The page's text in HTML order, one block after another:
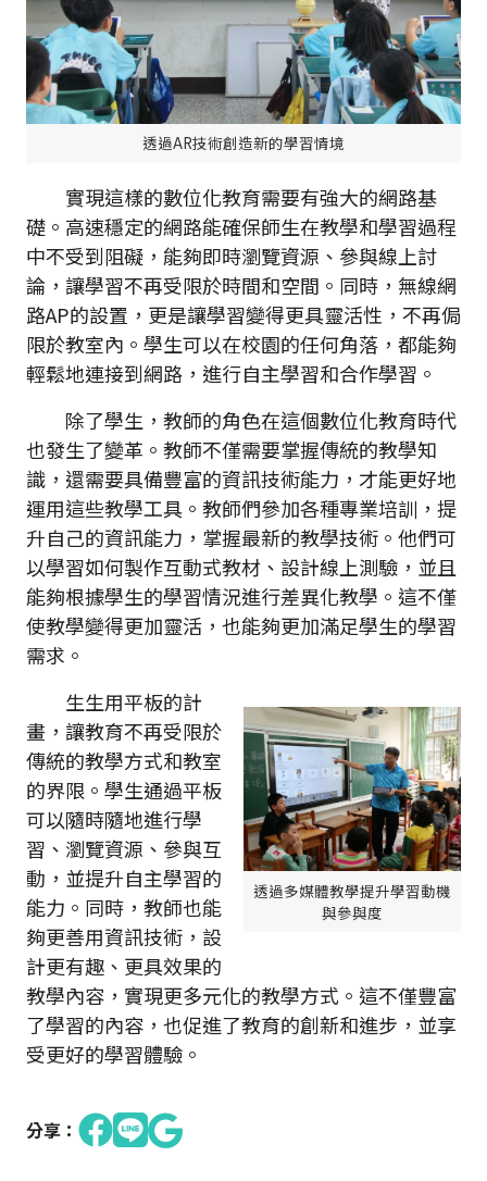
透過AR技術創造新的學習情境
實現這樣的數位化教育需要有強大的網路基
礎。高速穩定的網路能確保師生在教學和學習過程
中不受到阻礙，能夠即時瀏覽資源、參與線上討
論，讓學習不再受限於時間和空間。同時，無線網
路AP的設置，更是讓學習變得更具靈活性，不再侷
限於教室內。學生可以在校園的任何角落，都能夠
輕鬆地連接到網路，進行自主學習和合作學習。
除了學生，教師的角色在這個數位化教育時代
也發生了變革。教師不僅需要掌握傳統的教學知
識，還需要具備豐富的資訊技術能力，才能更好地
運用這些教學工具。教師們參加各種專業培訓，提
升自己的資訊能力，掌握最新的教學技術。他們可
以學習如何製作互動式教材、設計線上測驗，並且
能夠根據學生的學習情況進行差異化教學。這不僅
使教學變得更加靈活，也能夠更加滿足學生的學習
需求。
透過多媒體教學提升學習動機
與參與度
生生用平板的計
畫，讓教育不再受限於
傳統的教學方式和教室
的界限。學生通過平板
可以隨時隨地進行學
習、瀏覽資源、參與互
動，並提升自主學習的
能力。同時，教師也能
夠更善用資訊技術，設
計更有趣、更具效果的
教學內容，實現更多元化的教學方式。這不僅豐富
了學習的內容，也促進了教育的創新和進步，並享
受更好的學習體驗。
分享：